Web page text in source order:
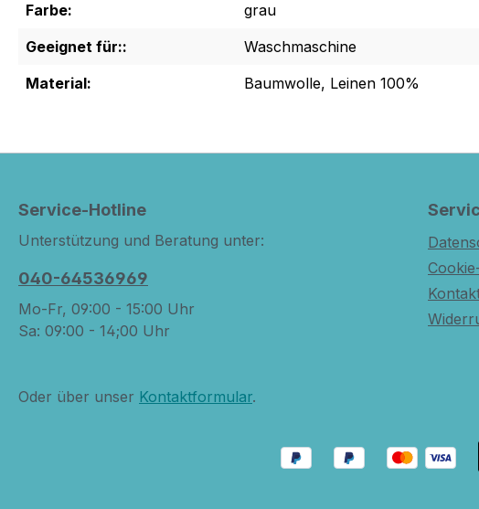
Farbe:
grau
Geeignet für::
Waschmaschine
Material:
Baumwolle, Leinen 100%
Service-Hotline
Unterstützung und Beratung unter:
040-64536969
Mo-Fr, 09:00 - 15:00 Uhr
Sa: 09:00 - 14;00 Uhr
Oder über unser Kontaktformular.